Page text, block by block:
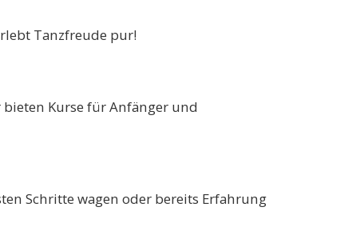
Tanzfreude pur!
Kurse für Anfänger und
Schritte wagen oder bereits Erfahrung